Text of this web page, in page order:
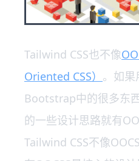
Tailwind CSS也不像
Oriented CSS） 。如果
Bootstrap中的很多东
的一些设计思路就有
Tailwind CSS不像